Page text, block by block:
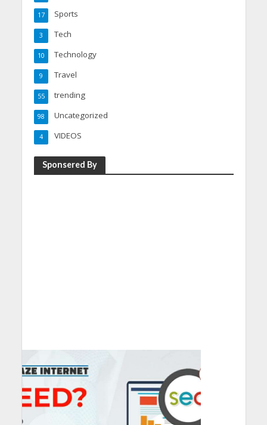
Sports
17
Tech
3
Technology
10
Travel
9
trending
55
Uncategorized
98
VIDEOS
4
Sponsered By